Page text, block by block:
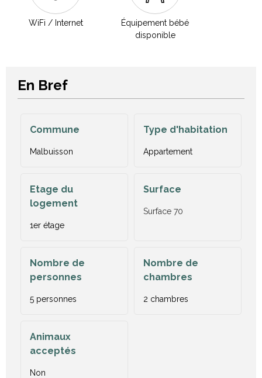
WiFi / Internet
Équipement bébé
disponible
En Bref
Commune
Malbuisson
Type d'habitation
Appartement
Etage du
logement
1er étage
Surface
Surface 70
Nombre de
personnes
5 personnes
Nombre de
chambres
2 chambres
Animaux
acceptés
Non